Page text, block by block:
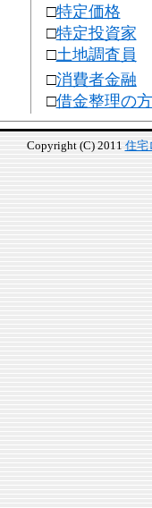
□特定価格
□特定投資家
□土地調査員
□消費者金融
□借金整理の
Copyright (C) 2011 住宅